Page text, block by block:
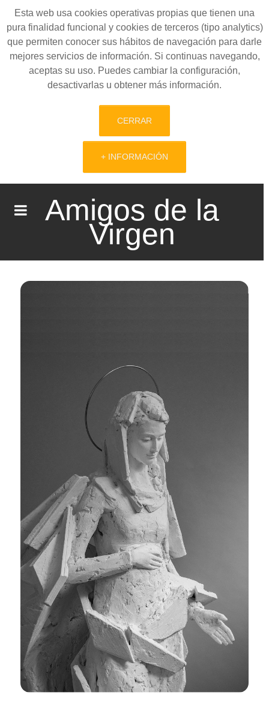
Esta web usa cookies operativas propias que tienen una
pura finalidad funcional y cookies de terceros (tipo analytics)
que permiten conocer sus hábitos de navegación para darle
mejores servicios de información. Si continuas navegando,
aceptas su uso. Puedes cambiar la configuración,
desactivarlas u obtener más información.
CERRAR
+ INFORMACIÓN
Amigos de la
Virgen